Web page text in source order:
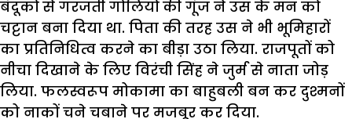
बंदूकों से गरजती गोलियों की गूंज ने उस के मन को
चट्टान बना दिया था. पिता की तरह उस ने भी भूमिहारों
का प्रतिनिधित्व करने का बीड़ा उठा लिया. राजपूतों को
नीचा दिखाने के लिए विरंची सिंह ने जुर्म से नाता जोड़
लिया. फलस्वरूप मोकामा का बाहुबली बन कर दुश्मनों
को नाकों चने चबाने पर मजबूर कर दिया.